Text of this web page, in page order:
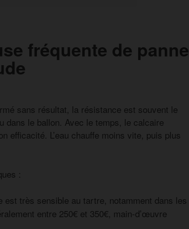
fréquente de panne
sans résultat, la résistance est souvent le
dans le ballon. Avec le temps, le calcaire
efficacité. L’eau chauffe moins vite, puis plus
:
est très sensible au tartre, notamment dans les
entre 250€ et 350€, main-d’œuvre